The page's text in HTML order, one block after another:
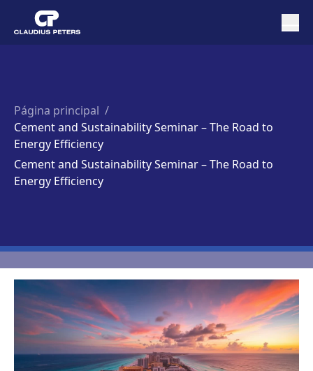
Página principal /
Cement and Sustainability Seminar – The Road to
Energy Efficiency
Cement and Sustainability Seminar – The Road to
Energy Efficiency